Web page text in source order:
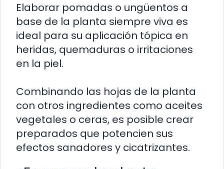
Elaborar pomadas o ungüentos a
base de la planta siempre viva es
ideal para su aplicación tópica en
heridas, quemaduras o irritaciones
en la piel.
Combinando las hojas de la planta
con otros ingredientes como aceites
vegetales o ceras, es posible crear
preparados que potencien sus
efectos sanadores y cicatrizantes.